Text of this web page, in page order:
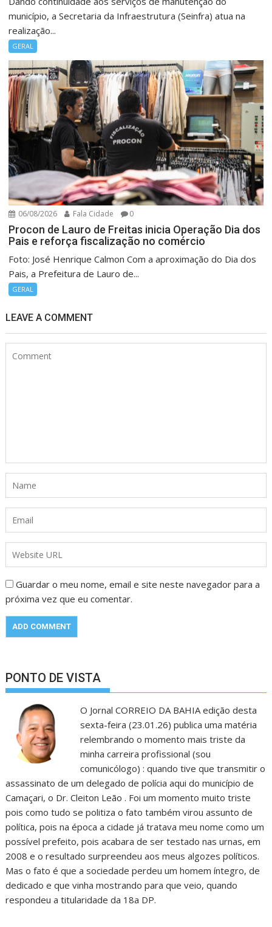
município, a Secretaria da Infraestrutura (Seinfra) atua na
realização...
GERAL
06/08/2026 Fala Cidade 0
Procon de Lauro de Freitas inicia Operação Dia dos
Pais e reforça fiscalização no comércio
Foto: José Henrique Calmon Com a aproximação do Dia dos
Pais, a Prefeitura de Lauro de...
GERAL
LEAVE A COMMENT
Guardar o meu nome, email e site neste navegador para a
próxima vez que eu comentar.
PONTO DE VISTA
O Jornal CORREIO DA BAHIA edição desta
sexta-feira (23.01.26) publica uma matéria
relembrando o momento mais triste da
minha carreira profissional (sou
comunicólogo) : quando tive que transmitir o
assassinato de um delegado de polícia aqui do município de
Camaçari, o Dr. Cleiton Leão . Foi um momento muito triste
pois como tudo se politiza o fato também virou assunto de
política, pois na época a cidade já tratava meu nome como um
possível prefeito, pois acabara de ser testado nas urnas, em
2008 e o resultado surpreendeu aos meus algozes políticos.
Mas o fato é que a sociedade perdeu um homem íntegro, de
dedicado e que vinha mostrando para que veio, quando
respondeu a titularidade da 18a DP.